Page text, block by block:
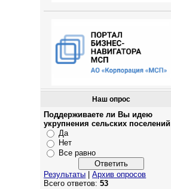
Наш опрос
Поддерживаете ли Вы идею
укрупнения сельских поселений
Да
Нет
Все равно
Результаты |Архив опросов
Всего ответов:53